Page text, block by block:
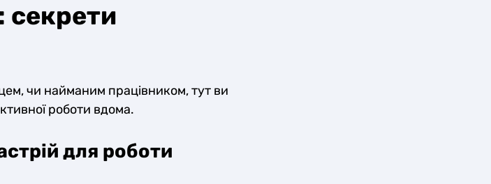
секрети
чи найманим працівником, тут ви
роботи вдома.
для роботи